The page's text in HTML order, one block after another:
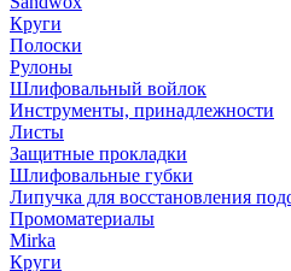
Круги
Полоски
Рулоны
Шлифовальный войлок
Инструменты, принадлежности
Листы
Защитные прокладки
Шлифовальные губки
Липучка для восстановления
Промоматериалы
Mirka
Круги